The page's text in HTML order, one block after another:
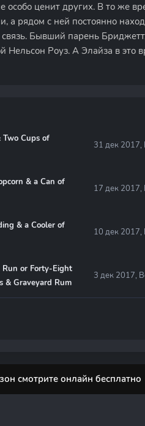
особо ценит других. В то же
а рядом с ней постоянно
Бывший парень
Роуз. А Элайза в это
Two Cups of
31 дек 2017,
& a Can of
17 дек 2017,
& a Cooler of
10 дек 2017,
Run or Forty-Eight
& Graveyard Rum
3 дек 2017,
смотрите онлайн бесплатно